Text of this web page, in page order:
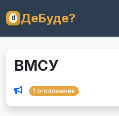
ДеБуде?
ВМСУ
1 оголошення